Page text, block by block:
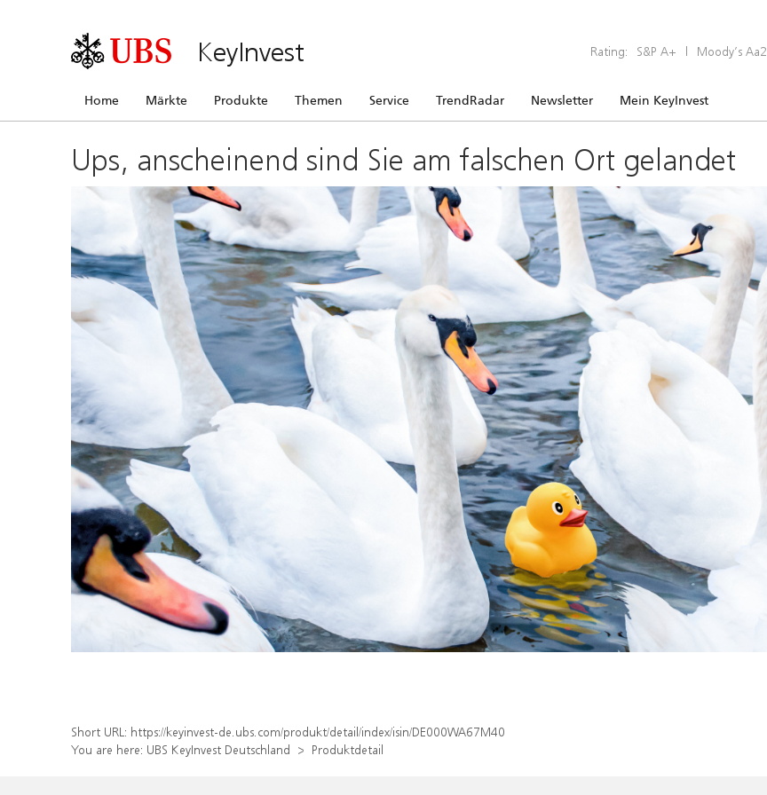
KeyInvest Rating: S&P A+ | Moody’s Aa2
Home Märkte Produkte Themen Service TrendRadar Newsletter Mein KeyInvest
Ups, anscheinend sind Sie am falschen Ort gelandet
Short URL: https://keyinvest-de.ubs.com/produkt/detail/index/isin/DE000WA67M40
You are here: UBS KeyInvest Deutschland Produktdetail